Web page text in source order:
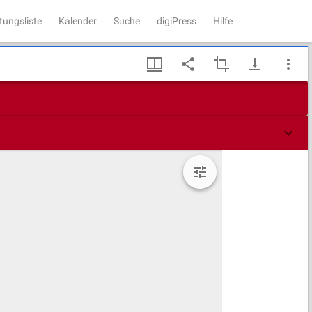
Kalender Suche digiPress Hilfe